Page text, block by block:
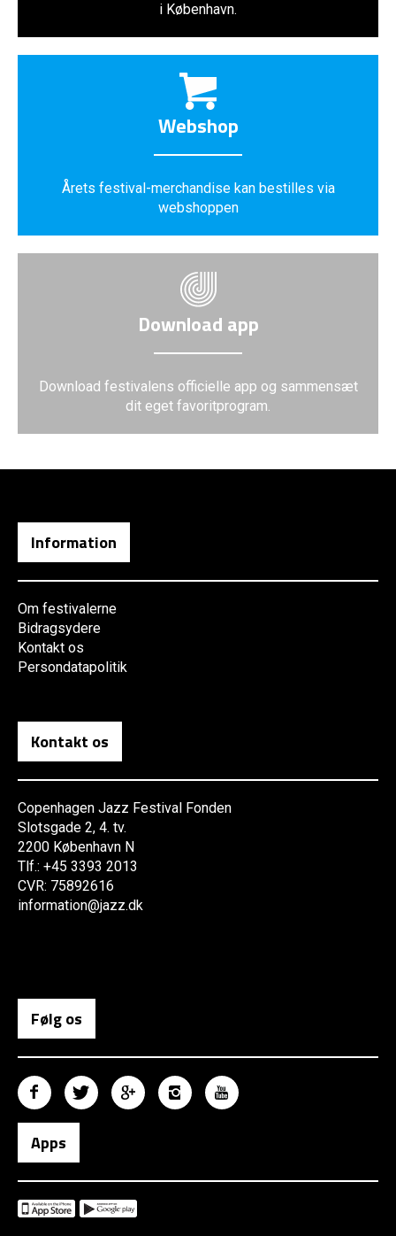
i København.
Webshop
Årets festival-merchandise kan bestilles via
webshoppen
Download app
Download festivalens officielle app og sammensæt
dit eget favoritprogram.
Information
Om festivalerne
Bidragsydere
Kontakt os
Persondatapolitik
Kontakt os
Copenhagen Jazz Festival Fonden
Slotsgade 2, 4. tv.
2200 København N
Tlf.: +45 3393 2013
CVR: 75892616
information@jazz.dk
Følg os
Apps